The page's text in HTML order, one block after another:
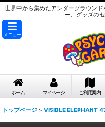
世界中から集めたアンダーグラウン
ー、グッズの
メニュー
ホーム マイページ ご利用案内
トップページ > VISIBLE ELEPHANT